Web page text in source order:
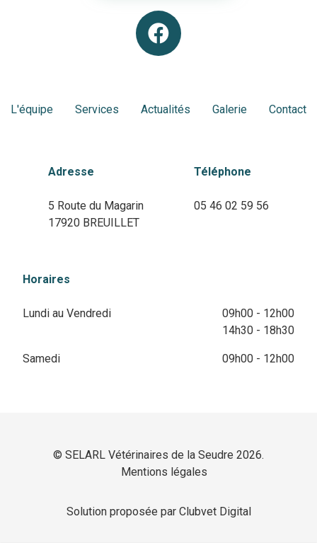
L'équipe Services Actualités Galerie Contact
Adresse
5 Route du Magarin
17920 BREUILLET
Téléphone
05 46 02 59 56
Horaires
Lundi au Vendredi
09h00 - 12h00
14h30 - 18h30
Samedi 09h00 - 12h00
© SELARL Vétérinaires de la Seudre 2026.
Mentions légales
Solution proposée par Clubvet Digital